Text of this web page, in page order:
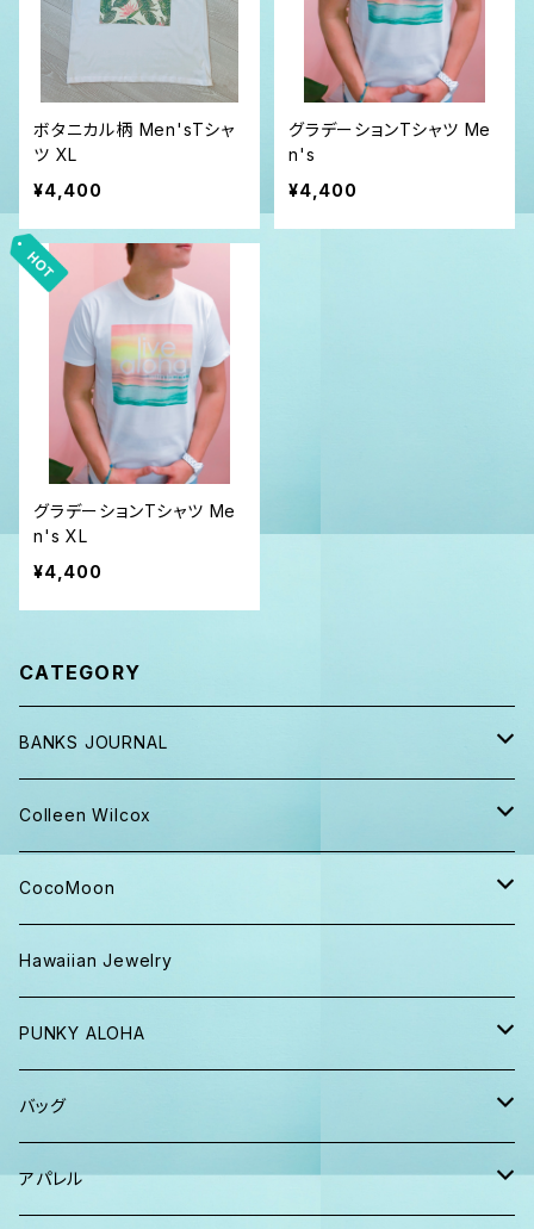
ボタニカル柄 Men'sTシャ
ツ XL
¥4,400
グラデーションTシャツ Me
n's
¥4,400
グラデーションTシャツ Me
n's XL
¥4,400
CATEGORY
BANKS JOURNAL
キャップ ニット帽
パンツ
Tシャツ、ロンT
半袖シャツ
ショーツ、短パン
パーカー、スウェット
Colleen Wilcox
ポーチ
バッグ
iPhoneケース
その他
タオル
CocoMoon
おくるみ
おくるみ&スタイ ギフト
マスク
ガウン&帽子セット
Hawaiian Jewelry
PUNKY ALOHA
トートバッグ・ポーチ
ハンカチタオル
バッグ
ポーチ
アパレル